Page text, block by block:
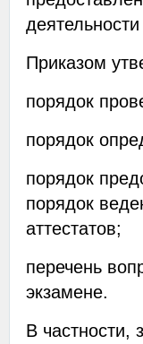
Приказом
порядок
порядок
порядок
порядок
аттестатов;
перечень
экзамене.
В частности,